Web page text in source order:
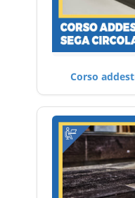
Corso